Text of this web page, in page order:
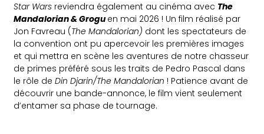
Star Wars reviendra également au cinéma avec The
Mandalorian & Groguen mai 2026 ! Un film réalisé par
Jon Favreau (The Mandalorian) dont les spectateurs de
la convention ont pu apercevoir les premières images
et qui mettra en scène les aventures de notre chasseur
de primes préféré sous les traits de Pedro Pascal dans
le rôle de Din Djarin/The Mandalorian ! Patience avant de
découvrir une bande-annonce, le film vient seulement
d’entamer sa phase de tournage.